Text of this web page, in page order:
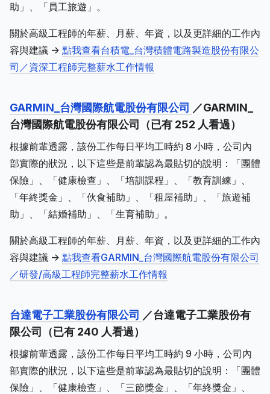
助」、「員工旅遊」。
關於高級工程師的年薪、月薪、年資，以及更詳細的工作內
容與建議 -> 點我查看台積電_台灣積體電路製造股份有限公
司／資深工程師完整薪水工作情報
GARMIN_台灣國際航電股份有限公司 ／GARMIN_
台灣國際航電股份有限公司（已有 252 人看過）
根據前輩透露，該份工作每日平均工時約 8 小時，公司內
部實際的狀況，以下這些是前輩認為最貼切的說明：「團體
保險」、「健康檢查」、「培訓課程」、「教育訓練」、
「年終獎金」、「伙食補助」、「租屋補助」、「旅遊補
助」、「結婚補助」、「生育補助」。
關於高級工程師的年薪、月薪、年資，以及更詳細的工作內
容與建議 -> 點我查看GARMIN_台灣國際航電股份有限公司
／研發/高級工程師完整薪水工作情報
台達電子工業股份有限公司 ／台達電子工業股份有
限公司（已有 240 人看過）
根據前輩透露，該份工作每日平均工時約 9 小時，公司內
部實際的狀況，以下這些是前輩認為最貼切的說明：「團體
保險」、「健康檢查」、「三節獎金」、「年終獎金」、